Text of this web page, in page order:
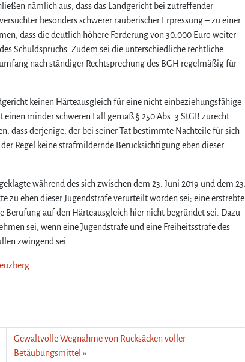
nämlich aus, dass das Landgericht bei zutreffender
besonders schwerer räuberischer Erpressung – zu einer
dass die deutlich höhere Forderung von 30.000 Euro weiter
Schuldspruchs. Zudem sei die unterschiedliche rechtliche
nach ständiger Rechtsprechung des BGH regelmäßig für
keinen Härteausgleich für eine nicht einbeziehungsfähige
minder schweren Fall gemäß § 250 Abs. 3 StGB zurecht
dass derjenige, der bei seiner Tat bestimmte Nachteile für sich
Regel keine strafmildernde Berücksichtigung eben dieser
während des sich zwischen dem 23. Juni 2019 und dem 23.
zu eben dieser Jugendstrafe verurteilt worden sei; eine erstrebte
auf den Härteausgleich hier nicht begründet sei. Dazu
sei, wenn eine Jugendstrafe und eine Freiheitsstrafe des
zwingend sei.
Gewaltvolle Wegnahme von Rucksäcken voller
Betäubungsmittel